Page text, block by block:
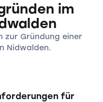
im
zur Gründung einer
Nidwalden.
für